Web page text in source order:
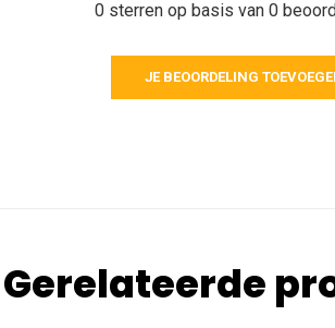
0 sterren op basis van 0
JE BEOORDELING
Gerelateerde